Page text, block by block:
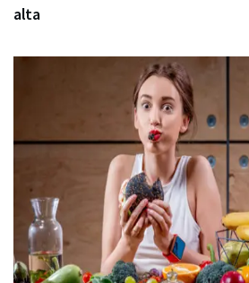
alta